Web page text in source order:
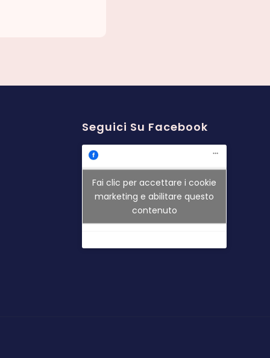
Seguici Su Facebook
Fai clic per accettare i cookie
marketing e abilitare questo
contenuto